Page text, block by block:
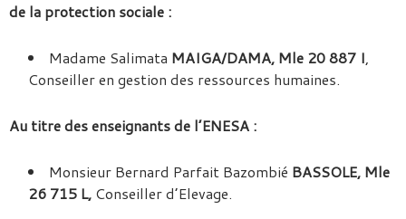
de la protection sociale :
Madame Salimata MAIGA/DAMA, Mle 20 887 I,
Conseiller en gestion des ressources humaines.
Au titre des enseignants de l’ENESA :
Monsieur Bernard Parfait Bazombié BASSOLE, Mle
26 715 L, Conseiller d’Elevage.